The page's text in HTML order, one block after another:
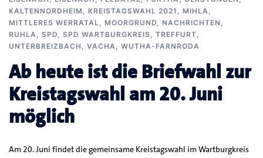
KALTENNORDHEIM , KREISTAGSWAHL 2021 , MIHLA,
MITTLERES WERRATAL, MOORGRUND, NACHRICHTEN ,
RUHLA, SPD, SPD WARTBURGKREIS, TREFFURT,
UNTERBREIZBACH , VACHA, WUTHA-FARNRODA
Ab heute ist die Briefwahl zur
Kreistagswahl am 20. Juni
möglich
Am 20. Juni findet die gemeinsame Kreistagswahl im Wartburgkreis